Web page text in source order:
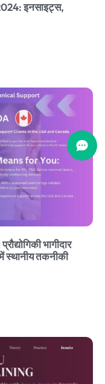
इनसाइट्स,
भागीदार
स्थानीय तकनीकी